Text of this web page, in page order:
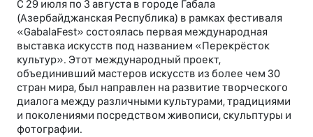
С 29 июля по 3 августа в городе Габала
(Азербайджанская Республика) в рамках фестиваля
«GabalaFest» состоялась первая международная
выставка искусств под названием «Перекрёсток
культур». Этот международный проект,
объединивший мастеров искусств из более чем 30
стран мира, был направлен на развитие творческого
диалога между различными культурами, традициями
и поколениями посредством живописи, скульптуры и
фотографии.